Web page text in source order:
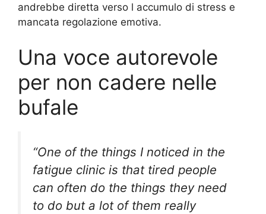
andrebbe diretta verso l accumulo di stress e
mancata regolazione emotiva.
Una voce autorevole
per non cadere nelle
bufale
“One of the things I noticed in the
fatigue clinic is that tired people
can often do the things they need
to do but a lot of them really